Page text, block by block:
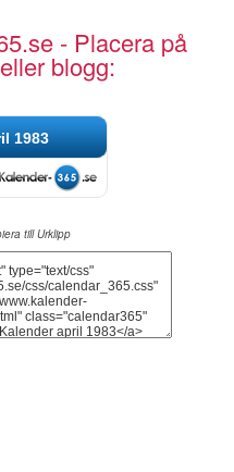
- Placera på
blogg:
1983
till Urklipp